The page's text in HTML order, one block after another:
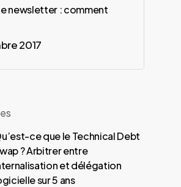
newsletter : comment
2017
ce que le Technical Debt
? Arbitrer entre
et délégation
sur 5 ans